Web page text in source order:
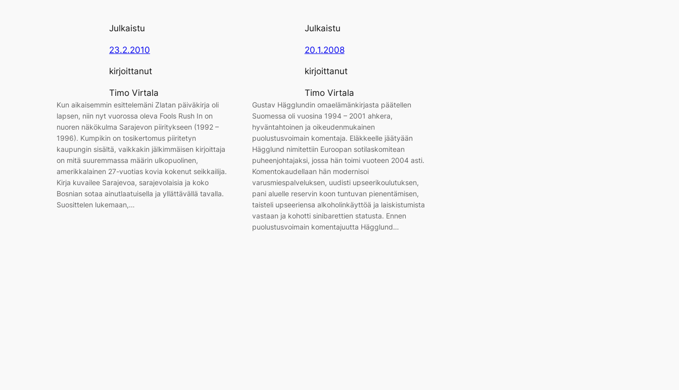
Julkaistu
23.2.2010
kirjoittanut
Timo Virtala
Kun aikaisemmin esittelemäni Zlatan päiväkirja oli
lapsen, niin nyt vuorossa oleva Fools Rush In on
nuoren näkökulma Sarajevon piiritykseen (1992 –
1996). Kumpikin on tosikertomus piiritetyn
kaupungin sisältä, vaikkakin jälkimmäisen kirjoittaja
on mitä suuremmassa määrin ulkopuolinen,
amerikkalainen 27-vuotias kovia kokenut seikkailija.
Kirja kuvailee Sarajevoa, sarajevolaisia ja koko
Bosnian sotaa ainutlaatuisella ja yllättävällä tavalla.
Suosittelen lukemaan,…
Julkaistu
20.1.2008
kirjoittanut
Timo Virtala
Gustav Hägglundin omaelämänkirjasta päätellen
Suomessa oli vuosina 1994 – 2001 ahkera,
hyväntahtoinen ja oikeudenmukainen
puolustusvoimain komentaja. Eläkkeelle jäätyään
Hägglund nimitettiin Euroopan sotilaskomitean
puheenjohtajaksi, jossa hän toimi vuoteen 2004 asti.
Komentokaudellaan hän modernisoi
varusmiespalveluksen, uudisti upseerikoulutuksen,
pani aluelle reservin koon tuntuvan pienentämisen,
taisteli upseeriensa alkoholinkäyttöä ja laiskistumista
vastaan ja kohotti sinibarettien statusta. Ennen
puolustusvoimain komentajuutta Hägglund…